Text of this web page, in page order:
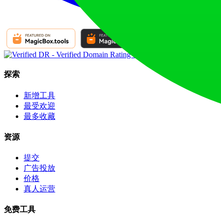
探索
新增工具
最受欢迎
最多收藏
资源
提交
广告投放
价格
真人运营
免费工具